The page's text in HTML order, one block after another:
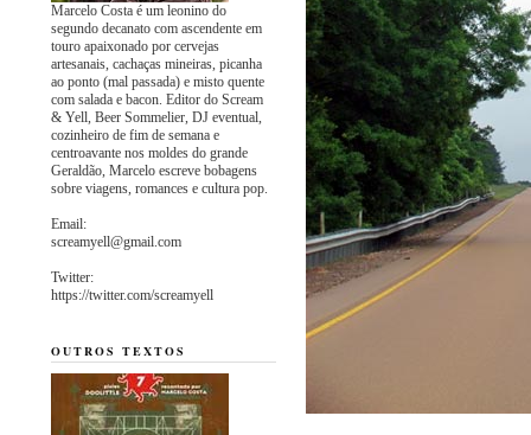
Marcelo Costa é um leonino do
segundo decanato com ascendente em
touro apaixonado por cervejas
artesanais, cachaças mineiras, picanha
ao ponto (mal passada) e misto quente
com salada e bacon. Editor do Scream
& Yell, Beer Sommelier, DJ eventual,
cozinheiro de fim de semana e
centroavante nos moldes do grande
Geraldão, Marcelo escreve bobagens
sobre viagens, romances e cultura pop.
Email:
screamyell@gmail.com
Twitter:
https://twitter.com/screamyell
OUTROS TEXTOS